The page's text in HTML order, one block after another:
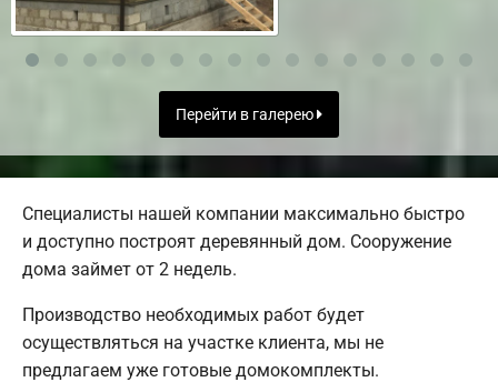
Перейти в галерею
Специалисты нашей компании максимально быстро
и доступно построят деревянный дом. Сооружение
дома займет от 2 недель.
Производство необходимых работ будет
осуществляться на участке клиента, мы не
предлагаем уже готовые домокомплекты.